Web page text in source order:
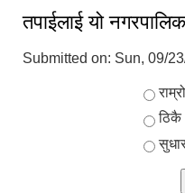
तपाईलाई यो
Submitted on: Sun, 09/
राम्रो
ठिकै